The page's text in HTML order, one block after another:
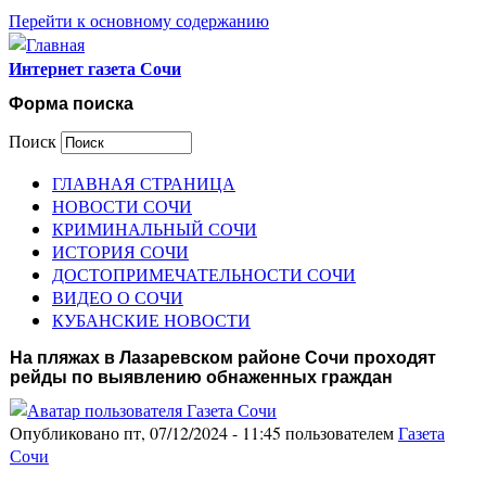
Перейти к основному содержанию
Интернет газета Сочи
Форма поиска
Поиск
ГЛАВНАЯ СТРАНИЦА
НОВОСТИ СОЧИ
КРИМИНАЛЬНЫЙ СОЧИ
ИСТОРИЯ СОЧИ
ДОСТОПРИМЕЧАТЕЛЬНОСТИ СОЧИ
ВИДЕО О СОЧИ
КУБАНСКИЕ НОВОСТИ
На пляжах в Лазаревском районе Сочи проходят
рейды по выявлению обнаженных граждан
Опубликовано пт, 07/12/2024 - 11:45 пользователемГазета
Сочи